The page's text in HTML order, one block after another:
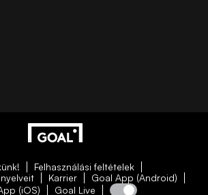
Felhasználási feltételek
Karrier
Goal App (Android)
(iOS)
Goal Live